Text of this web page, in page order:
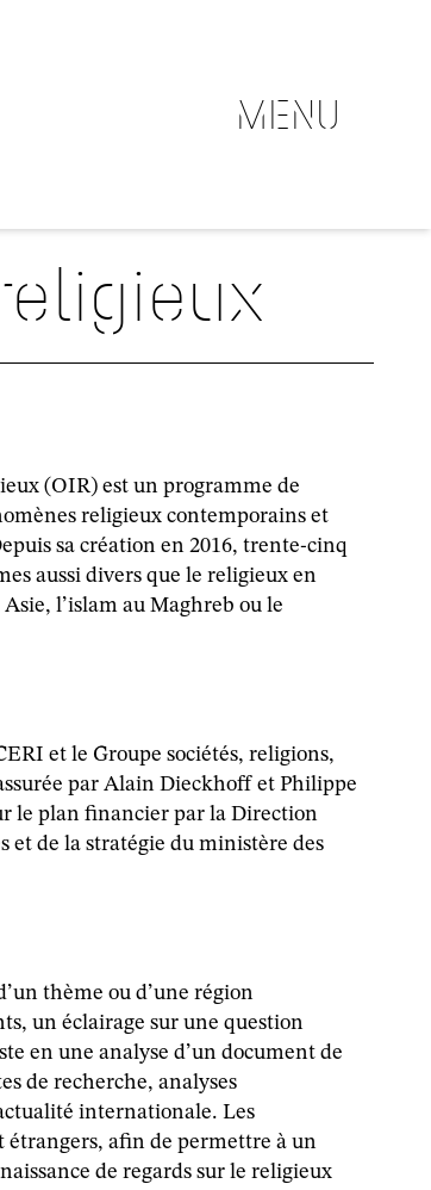
MENU
(OIR) est un programme de
religieux contemporains et
sa création en 2016, trente-cinq
aussi divers que le religieux en
l’islam au Maghreb ou le
et le Groupe sociétés, religions,
par Alain Dieckhoff et Philippe
le plan financier par la Direction
et de la stratégie du ministère des
thème ou d’une région
un éclairage sur une question
en une analyse d’un document de
de recherche, analyses
internationale. Les
étrangers, afin de permettre à un
de regards sur le religieux